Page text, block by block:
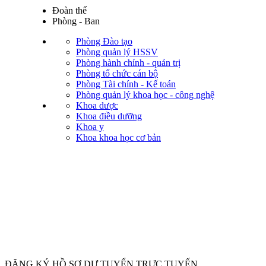
Đoàn thể
Phòng - Ban
Phòng Đào tạo
Phòng quản lý HSSV
Phòng hành chính - quản trị
Phòng tổ chức cán bộ
Phòng Tài chính - Kế toán
Phòng quản lý khoa học - công nghệ
Khoa dược
Khoa điều dưỡng
Khoa y
Khoa khoa học cơ bản
ĐĂNG KÝ HỒ SƠ DỰ TUYỂN TRỰC TUYẾN